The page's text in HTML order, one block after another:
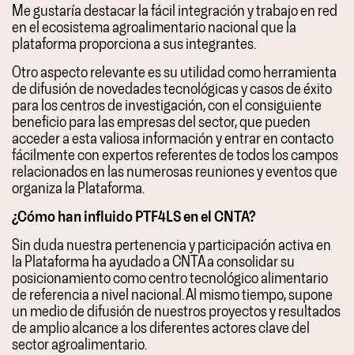
Me gustaría destacar la fácil integración y trabajo en red
en el ecosistema agroalimentario nacional que la
plataforma proporciona a sus integrantes.
Otro aspecto relevante es su utilidad como herramienta
de difusión de novedades tecnológicas y casos de éxito
para los centros de investigación, con el consiguiente
beneficio para las empresas del sector, que pueden
acceder a esta valiosa información y entrar en contacto
fácilmente con expertos referentes de todos los campos
relacionados en las numerosas reuniones y eventos que
organiza la Plataforma.
¿Cómo han influido PTF4LS en el CNTA?
Sin duda nuestra pertenencia y participación activa en
la Plataforma ha ayudado a CNTA a consolidar su
posicionamiento como centro tecnológico alimentario
de referencia a nivel nacional. Al mismo tiempo, supone
un medio de difusión de nuestros proyectos y resultados
de amplio alcance a los diferentes actores clave del
sector agroalimentario.